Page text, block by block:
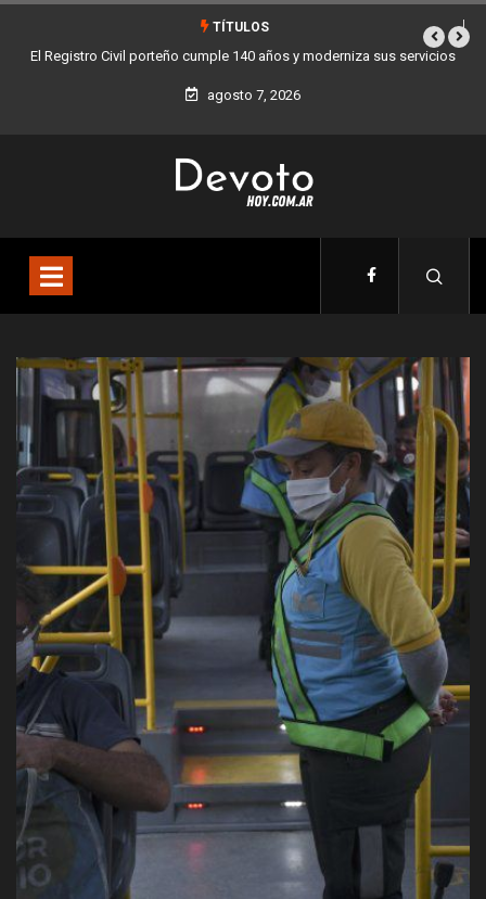
TÍTULOS
sus servicios Buenos Aires sumó 12 nuevos Bares Notables y ya son 90 en
la Ciudad
agosto 7, 2026